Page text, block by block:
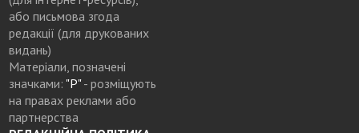
або письмова згода
редакції (для друкованих
видань)
Матеріали, позначені
значками: "Р"- розміщують
на правах реклами або
партнерства